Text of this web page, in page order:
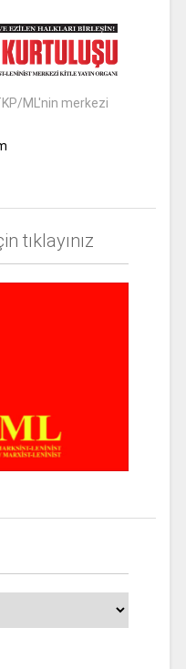
ML'nin merkezi
tıklayınız